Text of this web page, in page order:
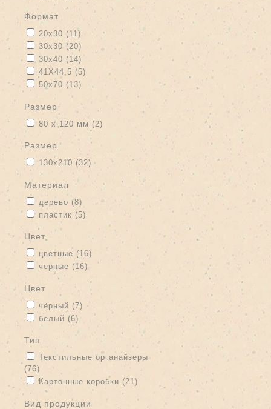
формат
Apply 20x30 filter
20x30 (11) Apply 20x30 filter
Apply 30x30 filter
30x30 (20) Apply 30x30 filter
Apply 30x40 filter
30x40 (14) Apply 30x40 filter
Apply 41Х44,5 filter
41Х44,5 (5)
Apply 50x70 filter
50x70 (13)
размер
Apply 80 х 120 мм filter
80 х 120 мм (2) Apply 80 х 120 мм filter
размер
Apply 130х210 filter
130х210 (32) Apply 130х210 filter
материал
Apply дерево filter
дерево (8) Apply дерево filter
Apply пластик filter
пластик (5)
цвет
Apply цветные filter
цветные (16) Apply цветные filter
Apply черные filter
черные (16) Apply черные filter
цвет
Apply чёрный filter
чёрный (7)
Apply белый filter
белый (6) Apply белый filter
тип
Apply Текстильные органайзеры filter
Текстильные органайзеры
(76)
Apply Картонные коробки filter
Картонные коробки (21) Apply Картонные коробки filter
вид продукции